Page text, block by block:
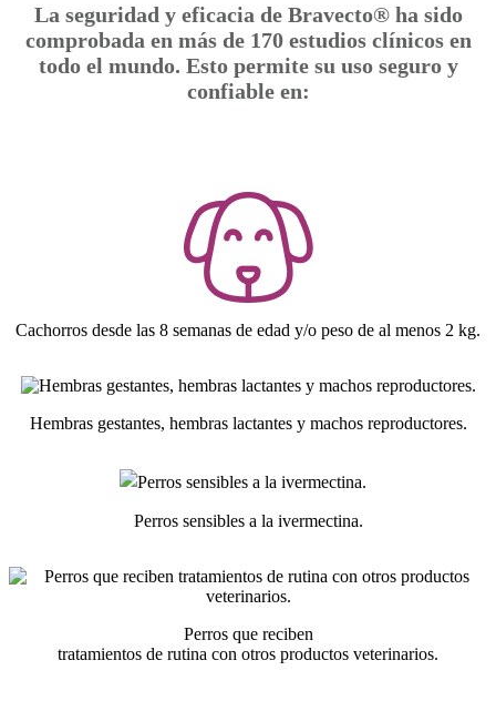
La seguridad y eficacia de Bravecto® ha sido
comprobada en más de 170 estudios clínicos en
todo el mundo. Esto permite su uso seguro y
confiable en:
Cachorros desde las 8 semanas de edad y/o peso de al menos 2 kg.
Hembras gestantes, hembras lactantes y machos reproductores.
Perros sensibles a la ivermectina.
Perros que reciben
tratamientos de rutina con otros productos veterinarios.